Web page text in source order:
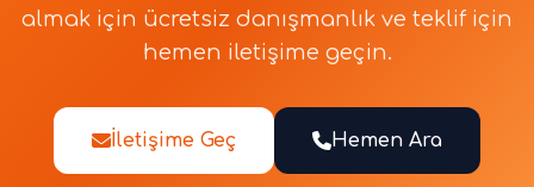
almak için ücretsiz danışmanlık ve teklif için
hemen iletişime geçin.
İletişime Geç Hemen Ara